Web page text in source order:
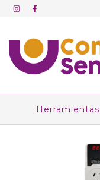
Herramientas